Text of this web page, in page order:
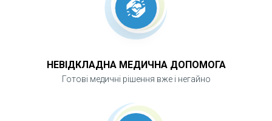
НЕВІДКЛАДНА МЕДИЧНА ДОПОМОГА
Готові медичні рішення вже і негайно